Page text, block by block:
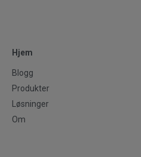
Hjem
Blogg
Produkter
Løsninger
Om